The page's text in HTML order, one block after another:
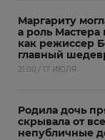
Маргариту
а роль
как режиссер
главный
21:00 / 17 ИЮЛЯ
Родила дочь
скрывала от
непубличные